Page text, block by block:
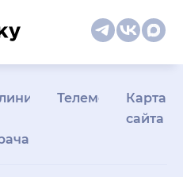
Телемедицина
Карта
сайта